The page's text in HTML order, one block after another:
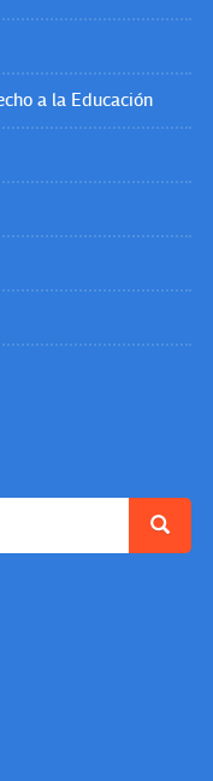
a la Educación